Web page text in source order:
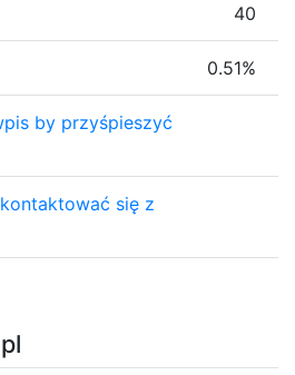
40
0.51%
by przyśpieszyć
się z